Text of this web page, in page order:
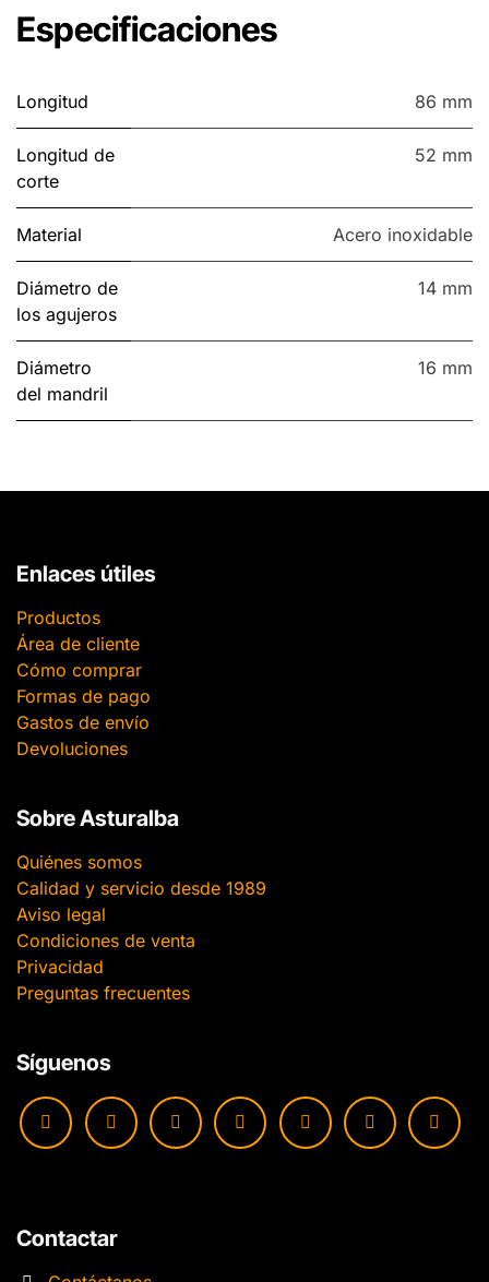
Especificaciones
Longitud 86 mm
Longitud de
corte
52 mm
Material Acero inoxidable
Diámetro de
los agujeros
14 mm
Diámetro
del mandril
16 mm
Enlaces útiles
Productos
Área de cliente
Cómo comprar
Formas de pago
Gastos de envío
Devoluciones
Sobre Asturalba
Quiénes somos
Calidad y servicio desde 1989
Aviso legal
Condiciones de venta
Privacidad
Preguntas frecuentes
Síguenos
Contactar